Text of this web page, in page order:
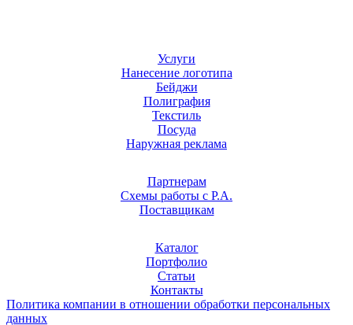
Услуги
Нанесение логотипа
Бейджи
Полиграфия
Текстиль
Посуда
Наружная реклама
Партнерам
Схемы работы с Р.А.
Поставщикам
Каталог
Портфолио
Статьи
Контакты
Политика компании в отношении обработки персональных
данных